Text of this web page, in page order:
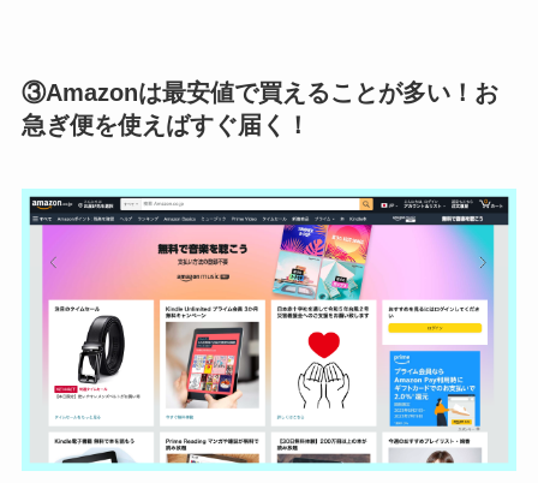
③Amazonは最安値で買えることが多い！お
急ぎ便を使えばすぐ届く！